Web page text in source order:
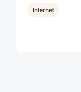
Internet